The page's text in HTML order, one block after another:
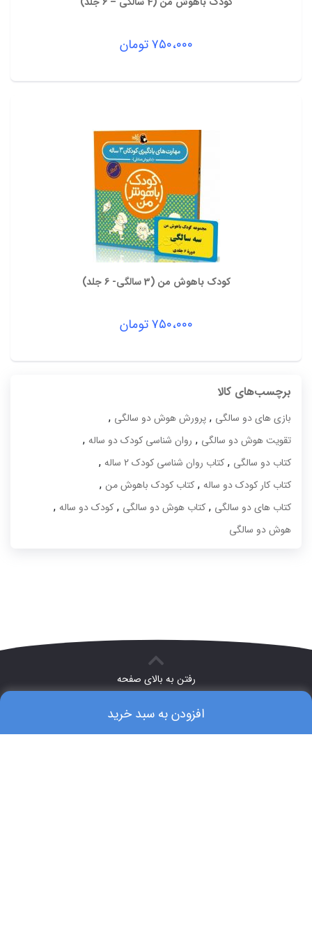
افزودن به سبد خرید
۷۵۰،۰۰۰تومان
کودک باهوش من (3 سالگی- 6 جلد)
۷۵۰،۰۰۰تومان
برچسب‌های کالا
بازی های دو سالگی , پرورش هوش دو سالگی ,
تقویت هوش دو سالگی , روان شناسی کودک دو ساله ,
کتاب دو سالگی , کتاب روان شناسی کودک 2 ساله ,
کتاب کار کودک دو ساله , کتاب کودک باهوش من ,
کتاب های دو سالگی , کتاب هوش دو سالگی , کودک دو ساله ,
هوش دو سالگی
رفتن به بالای صفحه